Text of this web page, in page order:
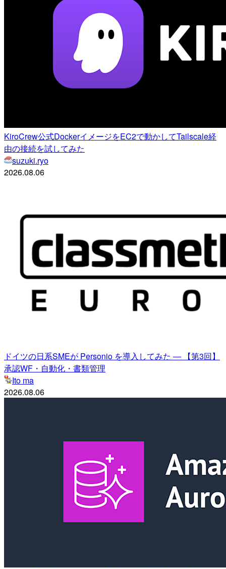
KiroCrew公式DockerイメージをEC2で動かしてTailscale経
由の接続を試してみた
suzuki.ryo
2026.08.06
ドイツの日系SMEが Personio を導入してみた ― 【第3回】
承認WF・自動化・書類管理
Ito ma
2026.08.06